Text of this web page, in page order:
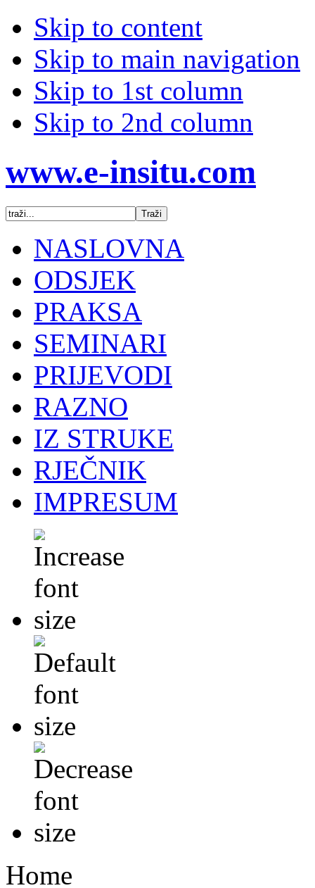
Skip to content
Skip to main navigation
Skip to 1st column
Skip to 2nd column
www.e-insitu.com
NASLOVNA
ODSJEK
PRAKSA
SEMINARI
PRIJEVODI
RAZNO
IZ STRUKE
RJEČNIK
IMPRESUM
Home